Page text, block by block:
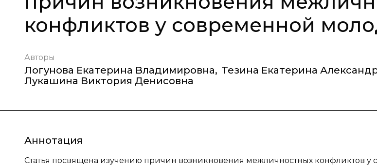
конфликтов у современной
Авторы
Логунова Екатерина Владимировна, Тезина Екатерина
Лукашина Виктория Денисовна
Аннотация
Статья посвящена изучению причин возникновения межличностных конфликтов у